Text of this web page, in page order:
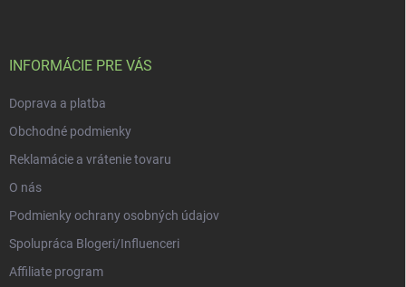
INFORMÁCIE PRE VÁS
Doprava a platba
Obchodné podmienky
Reklamácie a vrátenie tovaru
O nás
Podmienky ochrany osobných údajov
Spolupráca Blogeri/Influenceri
Affiliate program